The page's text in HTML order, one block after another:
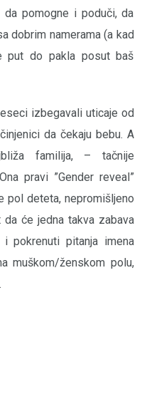
pomogne i poduči, da
dobrim namerama (a kad
put do pakla posut baš
izbegavali uticaje od
da čekaju bebu. A
familija, – tačnije
pravi ”Gender reveal”
pol deteta, nepromišljeno
da će jedna takva zabava
pokrenuti pitanja imena
muškom/ženskom polu,